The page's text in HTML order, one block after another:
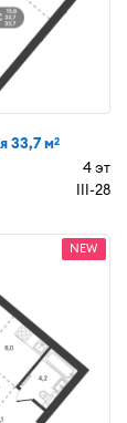
33,7 м2
4 эт
III-28
NEW